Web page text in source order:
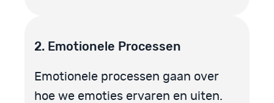
2. Emotionele Processen
Emotionele processen gaan over
hoe we emoties ervaren en uiten.